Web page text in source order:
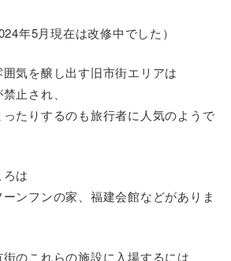
年5月現在は改修中でした）
気を醸し出す旧市街エリアは
止され、
たりするのも旅行者に人気のようで
は
ンフンの家、福建会館などがありま
のこれらの施設に入場するには